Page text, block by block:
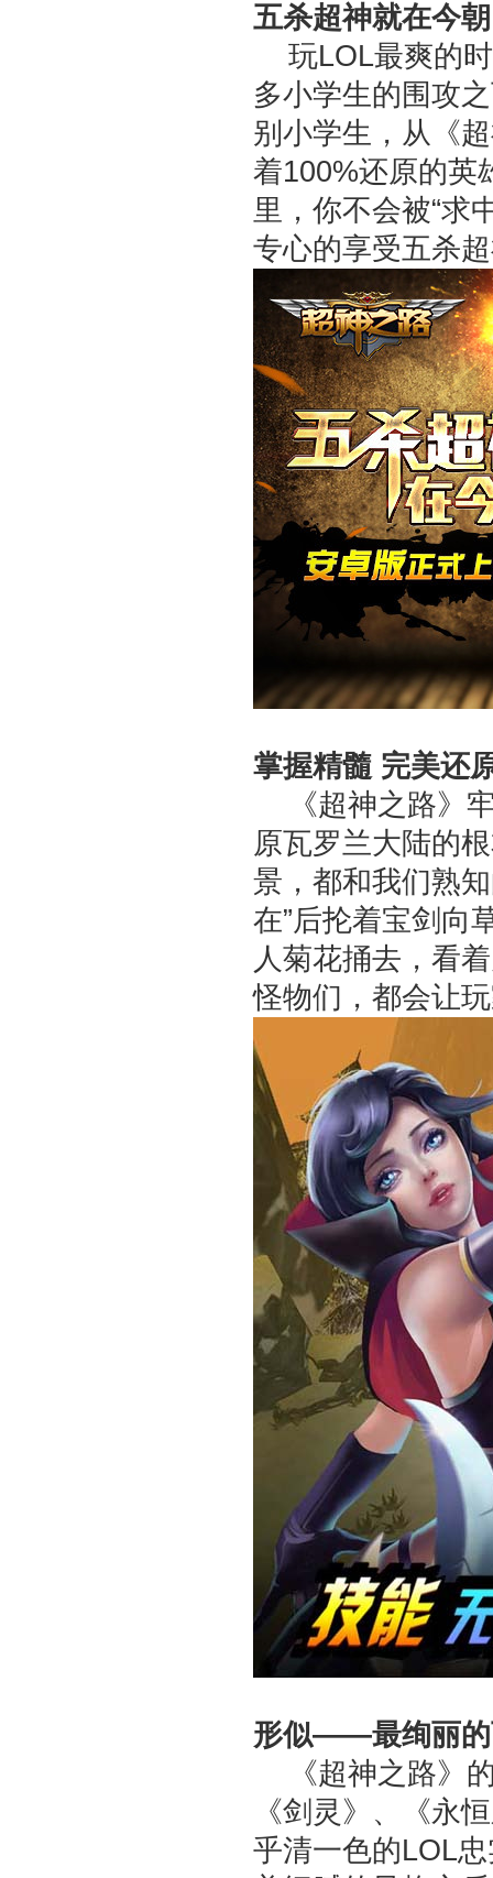
五杀超神就在今朝
玩LOL最爽的时
多小学生的围攻
别小学生，从《
着100%还原的英
里，你不会被“求
专心的享受五杀
掌握精髓 完美还
《超神之路》
原瓦罗兰大陆的
景，都和我们熟
在”后抡着宝剑向
人菊花捅去，看
怪物们，都会让
形似——最绚丽的
《超神之路》
《剑灵》、《永
乎清一色的LOL